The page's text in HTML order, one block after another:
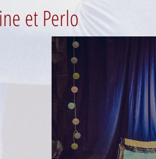
et Perlo